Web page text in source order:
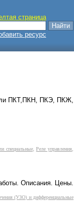
страница
ресурс
ПКТ,ПКН, ПКЭ, ПКЖ,
специальные,Реле управления,
Описания. Цены.
(УЗО) и дифференциальные